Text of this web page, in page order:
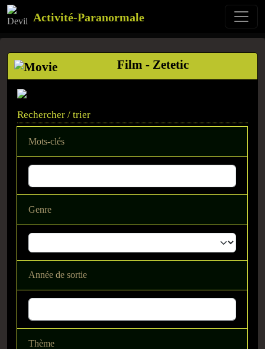
Activité-Paranormale
Film - Zetetic
Rechercher / trier
Mots-clés
Genre
Année de sortie
Thème